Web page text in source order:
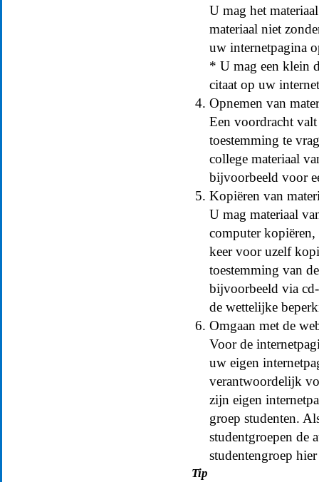
U mag het
materiaal niet
uw internetpagina
* U mag een klein
citaat op uw
Opnemen van
Een voordracht
toestemming te
college materiaal
bijvoorbeeld voor
Kopiëren van
U mag materiaal
computer
keer voor uzelf
toestemming van
bijvoorbeeld via
de wettelijke
Omgaan met de
Voor de
uw eigen
verantwoordelijk
zijn eigen
groep studenten.
studentgroepen de
studentengroep
Tip